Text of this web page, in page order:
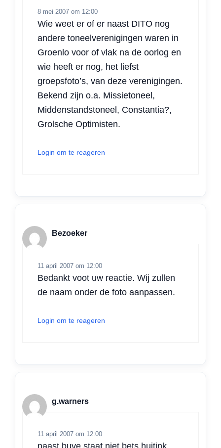
8 mei 2007 om 12:00
Wie weet er of er naast DITO nog
andere toneelverenigingen waren in
Groenlo voor of vlak na de oorlog en
wie heeft er nog, het liefst
groepsfoto’s, van deze verenigingen.
Bekend zijn o.a. Missietoneel,
Middenstandstoneel, Constantia?,
Grolsche Optimisten.
Login om te reageren
Bezoeker
11 april 2007 om 12:00
Bedankt voot uw reactie. Wij zullen
de naam onder de foto aanpassen.
Login om te reageren
g.warners
11 april 2007 om 12:00
naast buve staat niet bets huitink